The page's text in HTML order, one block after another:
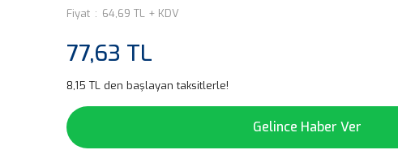
Fiyat
64,69 TL + KDV
77,63 TL
8,15 TL den başlayan taksitlerle!
Gelince Haber Ver